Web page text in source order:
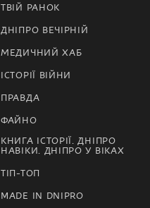
ТВІЙ РАНОК
ДНІПРО ВЕЧІРНІЙ
МЕДИЧНИЙ ХАБ
ІСТОРІЇ ВІЙНИ
ПРАВДА
ФАЙНО
КНИГА ІСТОРІЇ. ДНІПРО
НАВІКИ. ДНІПРО У ВІКАХ
ТІП-ТОП
MADE IN DNIPRO